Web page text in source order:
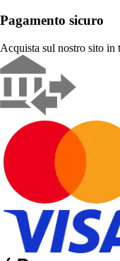
Pagamento sicuro
Acquista sul nostro sito in